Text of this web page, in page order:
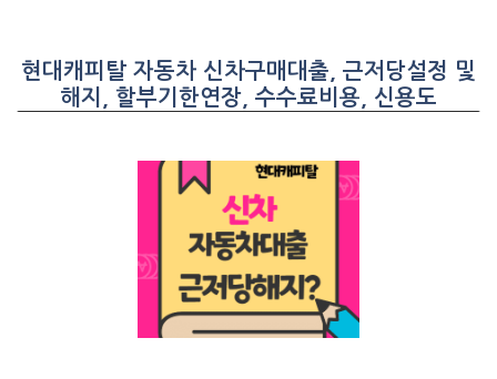
현대캐피탈 자동차 신차구매대출, 근저당설정 및
해지, 할부기한연장, 수수료비용, 신용도